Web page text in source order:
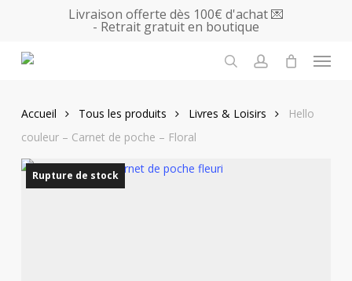
main
Livraison offerte dès 100€ d'achat 💌
- Retrait gratuit en boutique
Menu
Accueil Tous les produits Livres & Loisirs
Hello
couleur – Carnet de poche – Floral
Rupture de stock